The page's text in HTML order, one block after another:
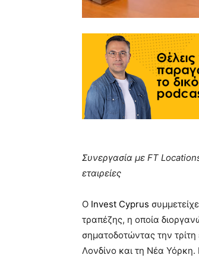
Συνεργασία με FT
εταιρείες
Ο Invest Cyprus
τραπέζης, η οποία
σηματοδοτώντας την
Λονδίνο και τη Νέα